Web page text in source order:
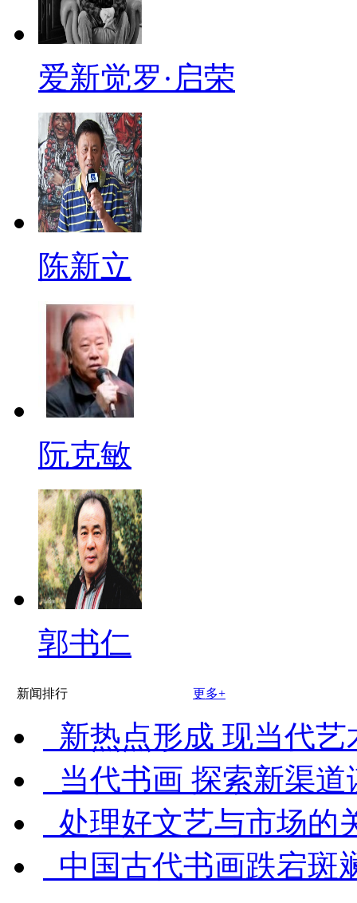
爱新觉罗·启荣
陈新立
阮克敏
郭书仁
新闻排行 更多+
新热点形成 现当代
当代书画 探索新渠
处理好文艺与市场
中国古代书画跌宕